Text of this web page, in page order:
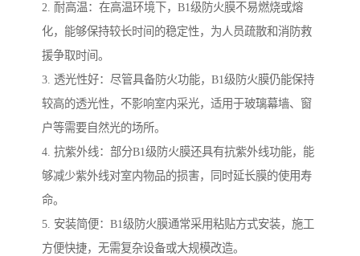
2. 耐高温：在高温环境下，B1级防火膜不易燃烧或熔
化，能够保持较长时间的稳定性，为人员疏散和消防救
援争取时间。
3. 透光性好：尽管具备防火功能，B1级防火膜仍能保持
较高的透光性，不影响室内采光，适用于玻璃幕墙、窗
户等需要自然光的场所。
4. 抗紫外线：部分B1级防火膜还具有抗紫外线功能，能
够减少紫外线对室内物品的损害，同时延长膜的使用寿
命。
5. 安装简便：B1级防火膜通常采用粘贴方式安装，施工
方便快捷，无需复杂设备或大规模改造。